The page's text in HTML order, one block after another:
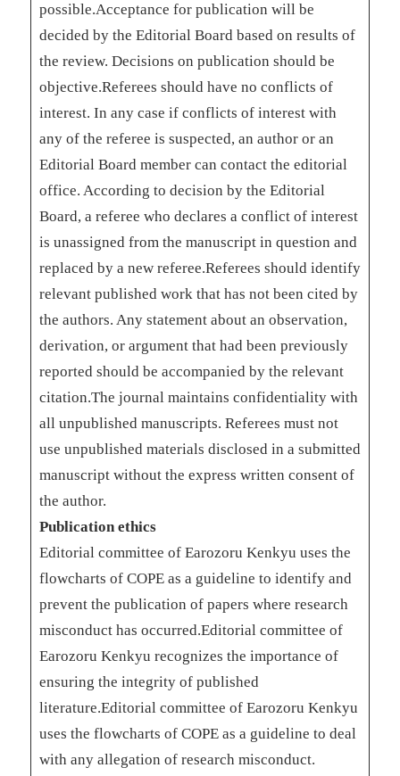
possible.Acceptance for publication will be
decided by the Editorial Board based on results of
the review. Decisions on publication should be
objective.Referees should have no conflicts of
interest. In any case if conflicts of interest with
any of the referee is suspected, an author or an
Editorial Board member can contact the editorial
office. According to decision by the Editorial
Board, a referee who declares a conflict of interest
is unassigned from the manuscript in question and
replaced by a new referee.Referees should identify
relevant published work that has not been cited by
the authors. Any statement about an observation,
derivation, or argument that had been previously
reported should be accompanied by the relevant
citation.The journal maintains confidentiality with
all unpublished manuscripts. Referees must not
use unpublished materials disclosed in a submitted
manuscript without the express written consent of
the author.
Publication ethics
Editorial committee of Earozoru Kenkyu uses the
flowcharts of COPE as a guideline to identify and
prevent the publication of papers where research
misconduct has occurred.Editorial committee of
Earozoru Kenkyu recognizes the importance of
ensuring the integrity of published
literature.Editorial committee of Earozoru Kenkyu
uses the flowcharts of COPE as a guideline to deal
with any allegation of research misconduct.